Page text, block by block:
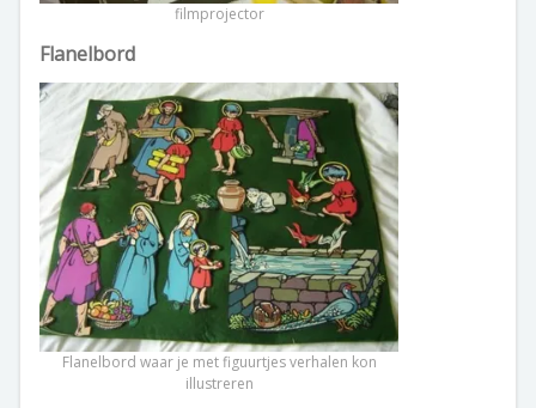
filmprojector
Flanelbord
Flanelbord waar je met figuurtjes verhalen kon
illustreren